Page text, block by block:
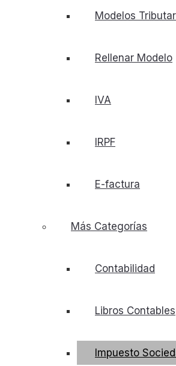
Modelos
Rellenar Modelo
IVA
IRPF
E-factura
Más Categorías
Contabilidad
Libros Contables
Impuesto